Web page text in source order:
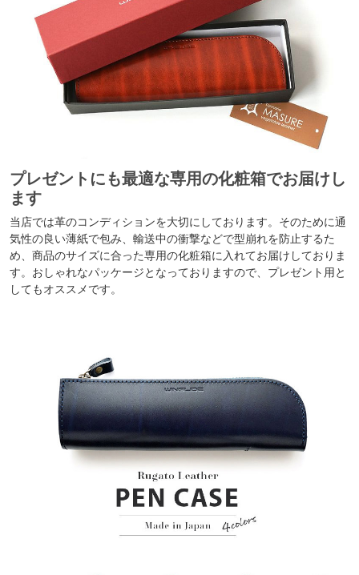
プレゼントにも最適な専用の化粧箱でお届けし
ます
当店では革のコンディションを大切にしております。そのために通
気性の良い薄紙で包み、輸送中の衝撃などで型崩れを防止するた
め、商品のサイズに合った専用の化粧箱に入れてお届けしておりま
す。おしゃれなパッケージとなっておりますので、プレゼント用と
してもオススメです。